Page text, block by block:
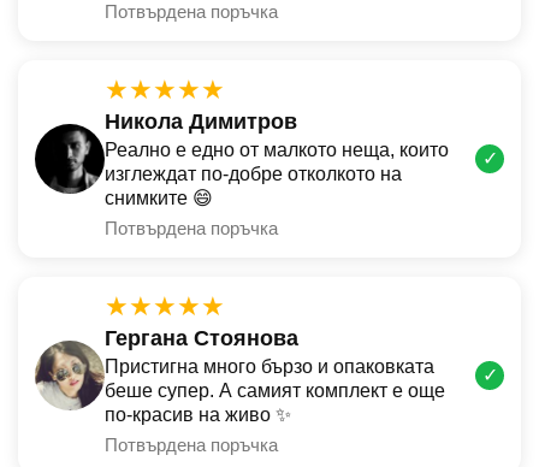
Потвърдена поръчка
★★★★★
Никола Димитров
Реално е едно от малкото неща, които
изглеждат по-добре отколкото на
снимките 😄
Потвърдена поръчка
✓
★★★★★
Гергана Стоянова
Пристигна много бързо и опаковката
беше супер. А самият комплект е още
по-красив на живо ✨
Потвърдена поръчка
✓